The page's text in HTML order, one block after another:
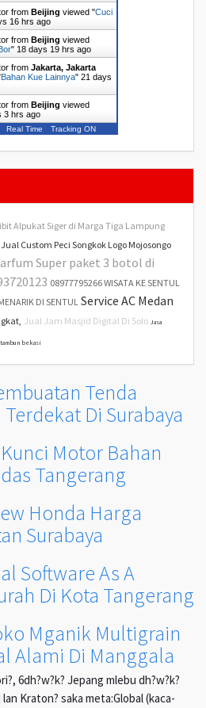
from Beijing viewed "Cuci
16 hrs ago
from Beijing viewed
" 18 days 19 hrs ago
from Jakarta, Jakarta
Bahan Kue Lainnya" 21 days
from Beijing viewed
3 hrs ago
Real Time Tracking ON
Alpukat Siger di Marga Tiga Lampung
Custom Peci Songkok Logo Mojosongo
Super paket 3 botol di
08977795266 WISATA KE SENTUL
DI SENTULService AC Medan
Jual Jam Masjid Digital Di Solo Jasa
bekasi
Tenda
Di Surabaya
Motor Bahan
Tangerang
Honda Harga
Surabaya
Software As A
Di Kota Tangerang
Mganik Multigrain
Alami Di Manggala
6dh?w?k? Jepang mlebu dh?w?k?
Kraton? saka meta:Global (kaca-